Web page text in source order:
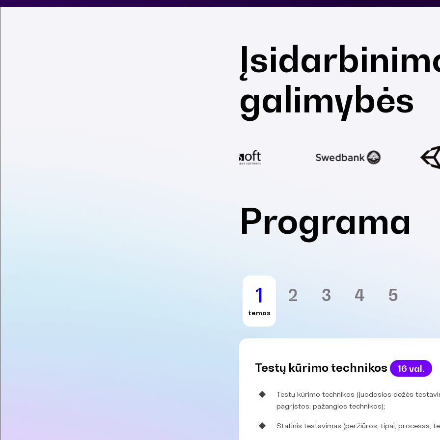
galimybės
Programa
1
temos
2 3 4 5
Testų kūrimo technikos 16 val.
Testų kūrimo technikos (juodosios dežės
pagrįstos, pažangios technikos);
Statinis testavimas (peržiūros, tipai, procesas,